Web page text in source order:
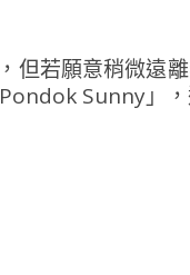
但若願意稍微遠
Sunny」